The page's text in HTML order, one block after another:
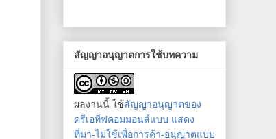
สัญญาอนุญาตการใช้บทความ
ผลงานนี้ ใช้สัญญาอนุญาตของ
ครีเอทีฟคอมมอนส์แบบ แสดง
ที่มา-ไม่ใช้เพื่อการค้า-อนุญาตแบบ